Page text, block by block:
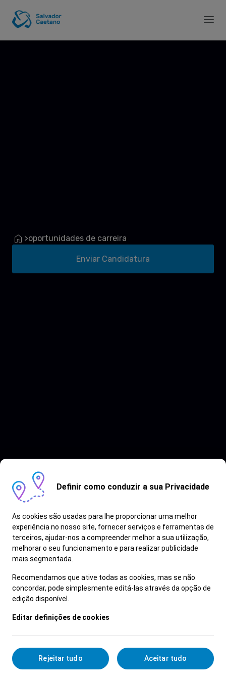
>oportunidades de carreira
Enviar Candidatura
Vagas semelhantes
Definir como conduzir a sua Privacidade
As cookies são usadas para lhe proporcionar uma melhor
experiência no nosso site, fornecer serviços e ferramentas de
terceiros, ajudar-nos a compreender melhor a sua utilização,
melhorar o seu funcionamento e para realizar publicidade
mais segmentada.
Recomendamos que ative todas as cookies, mas se não
concordar, pode simplesmente editá-las através da opção de
edição disponível.
Editar definições de cookies
Rejeitar tudo Aceitar tudo